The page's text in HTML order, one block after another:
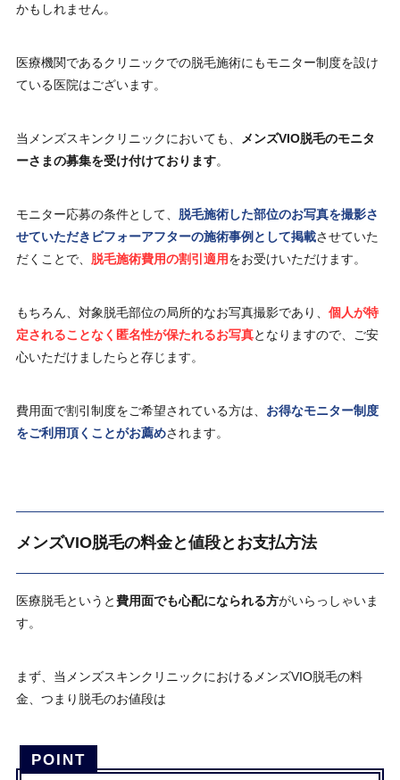
かもしれません。
医療機関であるクリニックでの脱毛施術にもモニター制度を設け
ている医院はございます。
当メンズスキンクリニックにおいても、
メンズVIO脱毛のモニタ
ーさまの募集を受け付けております。
モニター応募の条件として、 脱毛施術した部位のお写真を撮影さ
せていただきビフォーアフターの施術事例として掲載させていた
だくことで、 脱毛施術費用の割引適用をお受けいただけます。
もちろん、対象脱毛部位の局所的なお写真撮影であり、 個人が特
定されることなく匿名性が保たれるお写真となりますので、ご安
心いただけましたらと存じます。
費用面で割引制度をご希望されている方は、 お得なモニター制度
をご利用頂くことがお薦めされます。
メンズVIO脱毛の料金と値段とお支払方法
医療脱毛というと費用面でも心配になられる方がいらっしゃいま
す。
まず、当メンズスキンクリニックにおけるメンズVIO脱毛の料
金、つまり脱毛のお値段は